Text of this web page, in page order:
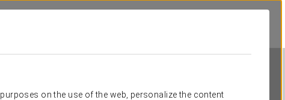
on the use of the web, personalize the content